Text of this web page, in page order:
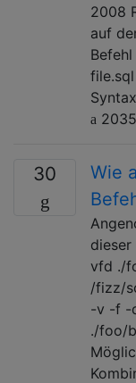
2008
auf
2035
30
Wie
vfd ./
/fizz/
-v -f -
./foo/